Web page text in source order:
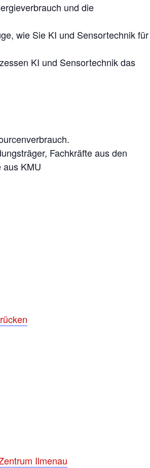
und die
wie Sie KI und Sensortechnik für
KI und Sensortechnik das
Fachkräfte aus den
aus KMU
Ilmenau